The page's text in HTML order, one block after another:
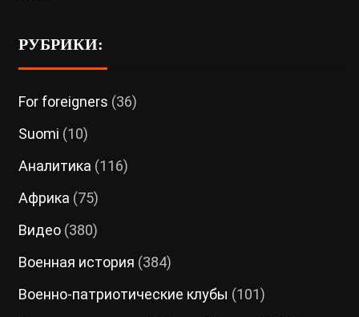
РУБРИКИ:
For foreigners (36)
Suomi (10)
Аналитика (116)
Африка (75)
Видео(380)
Военная история (384)
Военно-патриотические клубы (101)